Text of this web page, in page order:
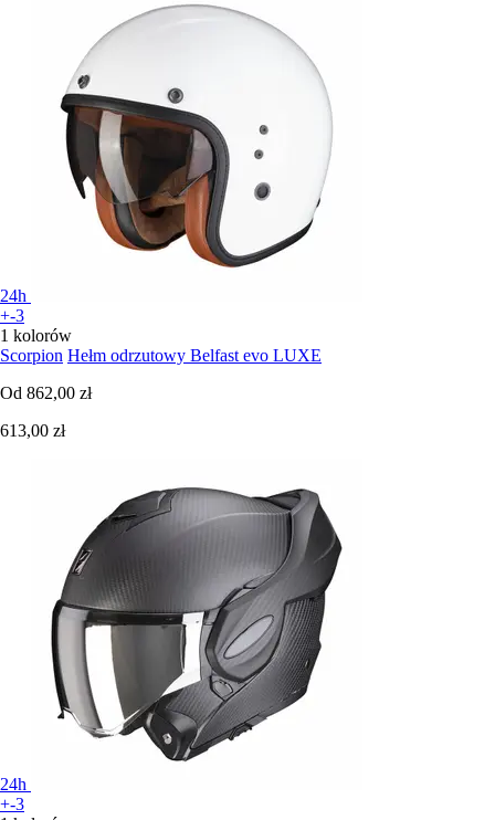
24h
+-3
1 kolorów
Scorpion Hełm odrzutowy Belfast evo LUXE
Od 862,00 zł
613,00 zł
24h
+-3